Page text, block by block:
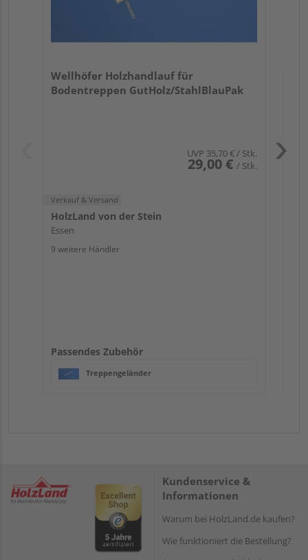
Wellhöfer Holzhandlauf für
Bodentreppen GutHolz/StahlBlauPak
UVP 35,70 €/ Stk.
29,00 € / Stk.
Verkauf & Versand
HolzLand von der Stein
Essen
9 weitere Händler
Passendes Zubehör
Treppengeländer
Kundenservice &
Informationen
Warum bei HolzLand.de kaufen?
Wie funktioniert die Bestellung?